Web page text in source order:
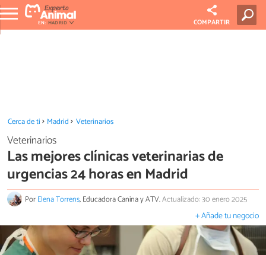
EN: MADRID COMPARTIR
Cerca de ti Madrid Veterinarios
Veterinarios
Las mejores clínicas veterinarias de
urgencias 24 horas en Madrid
PorElena Torrens, Educadora Canina y ATV.Actualizado: 30 enero 2025
+ Añade tu negocio